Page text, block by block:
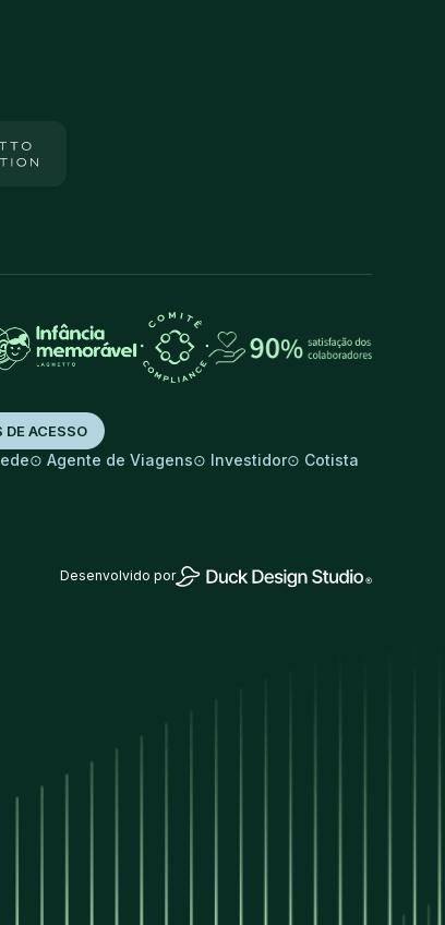
DE ACESSO
⊙ Agente de Viagens⊙ Investidor⊙ Cotista
Desenvolvido por